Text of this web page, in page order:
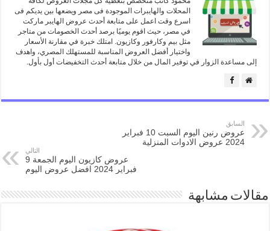
المحلات والهايبرات الموجودة فى مصر ويضعها بين يديكم فى
اسرع وقت اعمل على متابعة أحدث عروض الهايبر ماركت
في مصر، حيث اقوم يوميًا برصد أحدث الخصومات من متاجر
مثل بيم وكارفور وكازيون. امتلك خبرة في مقارنة الأسعار
واختيار أفضل العروض المناسبة للمستهلك المصري، واهدف
إلى مساعدة الزوار في توفير المال من خلال متابعة أحدث التخفيضات أول بأول.
السابق
عروض رنين اليوم السبت 10 فبراير
2024 عروض الادوات المنزلية
التالي
عروض كازيون اليوم الجمعة 9
فبراير 2024 افضل عروض اليوم
مقالات مشابهة